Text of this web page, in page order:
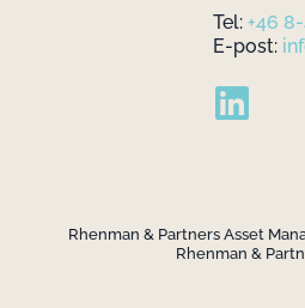
Tel: +46
E-post:
Rhenman & Partners Asset
Rhenman &